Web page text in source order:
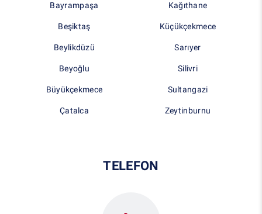
Bayrampaşa Kağıthane
Beşiktaş Küçükçekmece
Beylikdüzü Sarıyer
Beyoğlu Silivri
Büyükçekmece Sultangazi
Çatalca Zeytinburnu
TELEFON